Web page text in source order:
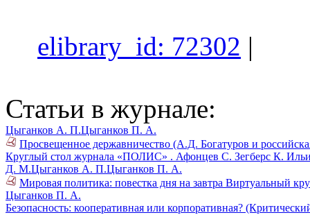
elibrary_id: 72302 |
Статьи в журнале:
Цыганков А. П.Цыганков П. А.
Просвещенное державничество (А.Д. Богатуров и
Круглый стол журнала «ПОЛИС» . Афонцев С. Зегберс К.
Д. М.Цыганков А. П.Цыганков П. А.
Мировая политика: повестка дня на завтра Виртуальный
Цыганков П. А.
Безопасность: кооперативная или корпоративная?